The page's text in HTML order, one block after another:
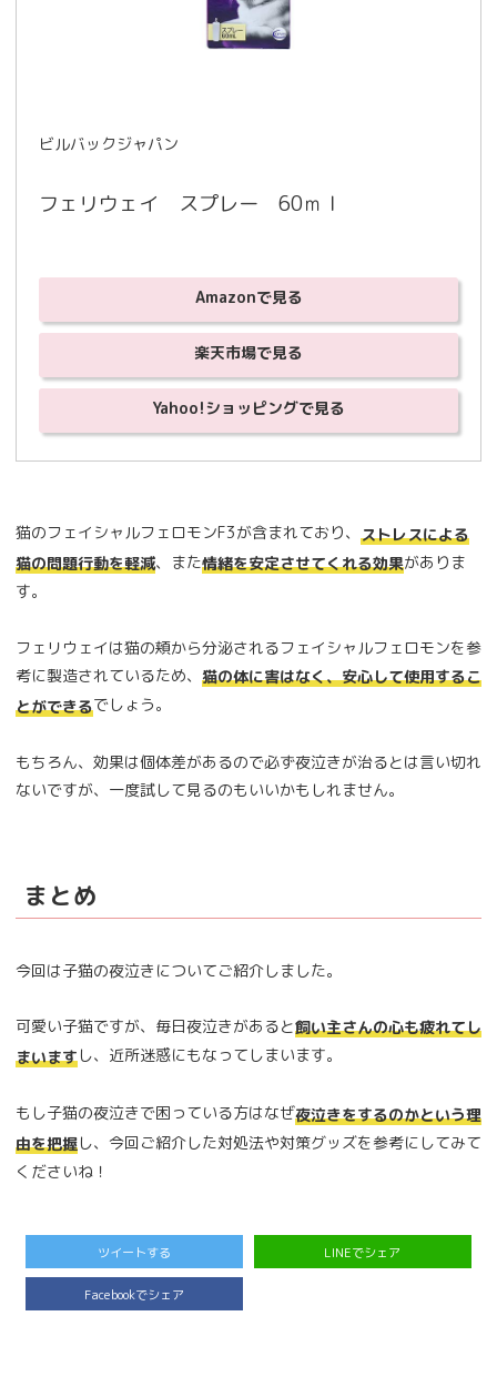
ビルバックジャパン
フェリウェイ　スプレー　60ｍｌ
Amazonで見る
楽天市場で見る
Yahoo!ショッピングで見る
猫のフェイシャルフェロモンF3が含まれており、 ストレスによる
猫の問題行動を軽減、また情緒を安定させてくれる効果がありま
す。
フェリウェイは猫の頬から分泌されるフェイシャルフェロモンを参
考に製造されているため、 猫の体に害はなく、安心して使用するこ
とができるでしょう。
もちろん、効果は個体差があるので必ず夜泣きが治るとは言い切れ
ないですが、一度試して見るのもいいかもしれません。
まとめ
今回は子猫の夜泣きについてご紹介しました。
可愛い子猫ですが、毎日夜泣きがあると飼い主さんの心も疲れてし
まいますし、近所迷惑にもなってしまいます。
もし子猫の夜泣きで困っている方はなぜ夜泣きをするのかという理
由を把握し、今回ご紹介した対処法や対策グッズを参考にしてみて
くださいね！
ツイートする LINEでシェア
Facebookでシェア